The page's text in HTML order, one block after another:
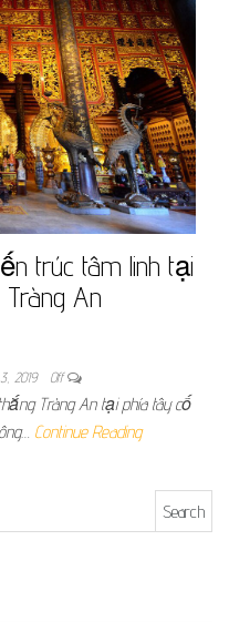
trúc tâm linh tại
Tràng An
2019 Off
Tràng An tại phía tây cố
Continue Reading